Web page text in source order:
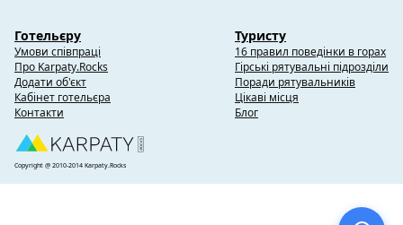
Готельєру
Умови співпраці
Про Karpaty.Rocks
Додати об'єкт
Кабінет готельєра
Контакти
Туристу
16 правил поведінки в горах
Гірські рятувальні підрозділи
Поради рятувальників
Цікаві місця
Блог
Copyright @ 2010-2014 Karpaty.Rocks